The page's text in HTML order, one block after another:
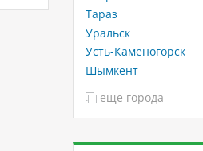
Тараз
Уральск
Усть-Каменогорск
Шымкент
еще города